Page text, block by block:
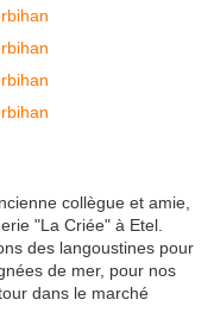
collègue et amie,
"La Criée" à Etel.
des langoustines pour
de mer, pour nos
dans le marché